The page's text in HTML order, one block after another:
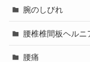
腕のしびれ
腰椎椎間板ヘルニ
腰痛